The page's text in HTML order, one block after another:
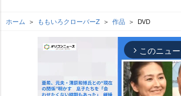
ホーム ももいろクローバーZ 作品 DVD
arrow_forward_ios このニュ